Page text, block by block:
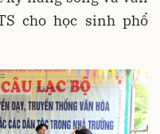
cho học sinh phổ